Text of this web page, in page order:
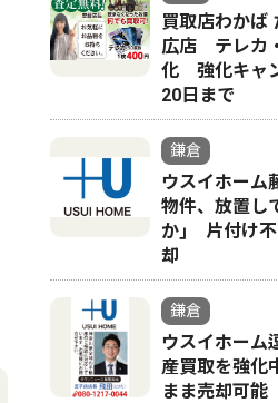
4
買取店わかば
広店 テレカ
化 強化キャ
20日まで
鎌倉
ウスイホー
物件、放置し
か｣ 片付け不
却
鎌倉
ウスイホー
産買取を強
まま売却可能